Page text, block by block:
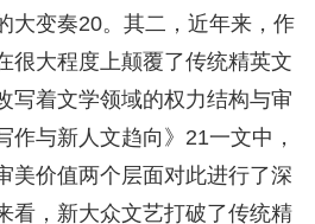
大变奏20。其二，近年来，作
很大程度上颠覆了传统精英文
写着文学领域的权力结构与审
作与新人文趋向》21一文中，
美价值两个层面对此进行了深
看，新大众文艺打破了传统精